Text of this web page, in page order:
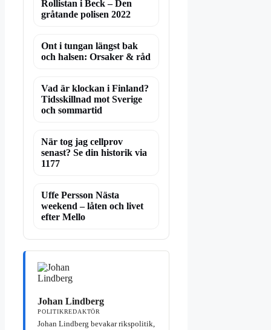
Rollistan i Beck – Den
gråtande polisen 2022
Ont i tungan längst bak
och halsen: Orsaker & råd
Vad är klockan i Finland?
Tidsskillnad mot Sverige
och sommartid
När tog jag cellprov
senast? Se din historik via
1177
Uffe Persson Nästa
weekend – låten och livet
efter Mello
Johan Lindberg
POLITIKREDAKTÖR
Johan Lindberg bevakar rikspolitik,